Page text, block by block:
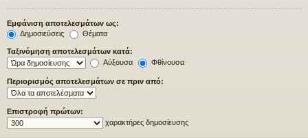
Εμφάνιση αποτελεσμάτων ως:
Δημοσιεύσεις
Θέματα
Ταξινόμηση αποτελεσμάτων κατά:
Αύξουσα
Φθίνουσα
Περιορισμός αποτελεσμάτων σε πριν από:
Επιστροφή πρώτων:
χαρακτήρες δημοσίευσης